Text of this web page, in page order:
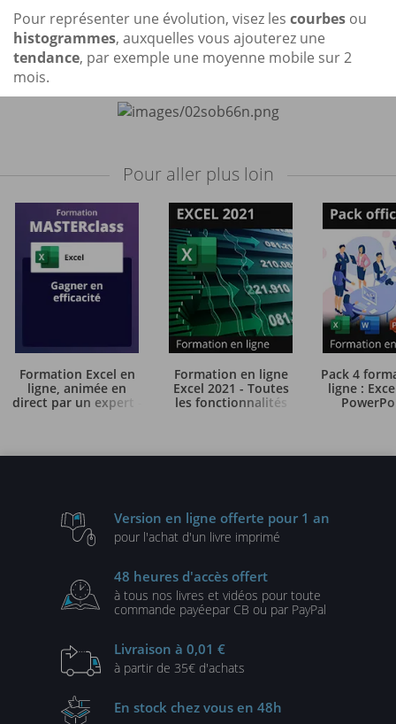
Pour représenter une évolution, visez les courbes ou
histogrammes, auxquelles vous ajouterez une
tendance, par exemple une moyenne mobile sur 2
mois.
Pour aller plus loin
Formation Excel en
ligne, animée en
direct par un expert
fournis
Formation en ligne
Excel 2021 - Toutes
les fonctionnalités
Valable 1 an, en illimité
Pack 4
ligne :
Outlook 2021
Version en ligne offerte pour 1 an
pour l'achat d'un livre imprimé
48 heures d'accès offert
à tous nos livres et vidéos pour toute
commande payéepar CB ou par PayPal
Livraison à 0,01 €
à partir de 35€ d'achats
En stock chez vous en 48h